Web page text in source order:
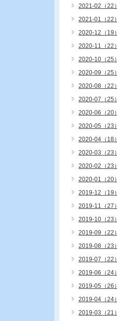
2021-02（22）
2021-01（22）
2020-12（19）
2020-11（22）
2020-10（25）
2020-09（25）
2020-08（22）
2020-07（25）
2020-06（20）
2020-05（23）
2020-04（18）
2020-03（23）
2020-02（23）
2020-01（20）
2019-12（19）
2019-11（27）
2019-10（23）
2019-09（22）
2019-08（23）
2019-07（22）
2019-06（24）
2019-05（26）
2019-04（24）
2019-03（21）